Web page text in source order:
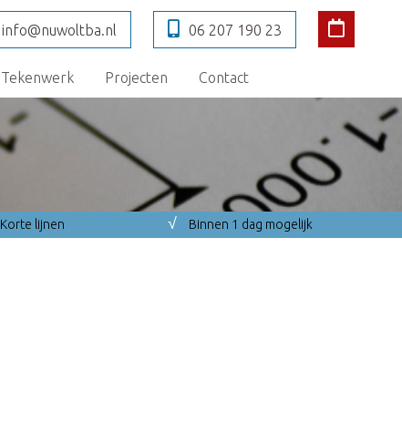
info@nuwoltba.nl 06 207 190 23
Tekenwerk Projecten Contact
Korte lijnen √ Binnen 1 dag mogelijk